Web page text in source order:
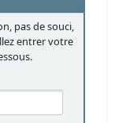
pas de souci,
entrer votre